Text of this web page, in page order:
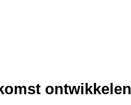
ontwikkelen